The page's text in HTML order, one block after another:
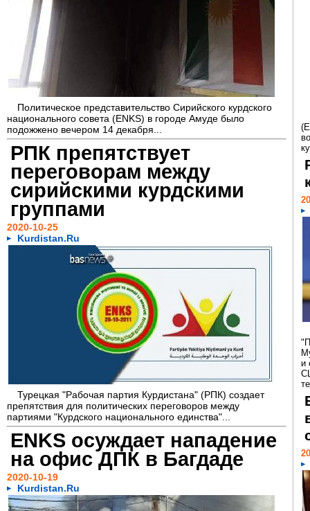
Политическое представительство Сирийского курдского
национального совета (ENKS) в городе Амуде было
подожжено вечером 14 декабря...
РПК препятствует
переговорам между
сирийскими курдскими
группами
2020-10-25
Kurdistan.Ru
Турецкая "Рабочая партия Курдистана" (РПК) создает
препятствия для политических переговоров между
партиями "Курдского национального единства"...
ENKS осуждает нападение
на офис ДПК в Багдаде
2020-10-19
Kurdistan.Ru
и